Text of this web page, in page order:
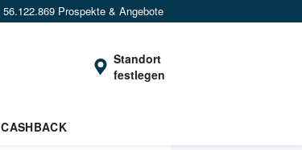
56.122.869 Prospekte & Angebote
Standort
festlegen
CASHBACK